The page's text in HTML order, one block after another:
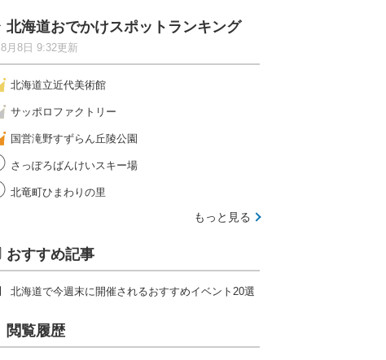
北海道おでかけスポットランキング
8月8日 9:32更新
北海道立近代美術館
サッポロファクトリー
国営滝野すずらん丘陵公園
さっぽろばんけいスキー場
北竜町ひまわりの里
もっと見る
おすすめ記事
北海道で今週末に開催されるおすすめイベント20選
閲覧履歴